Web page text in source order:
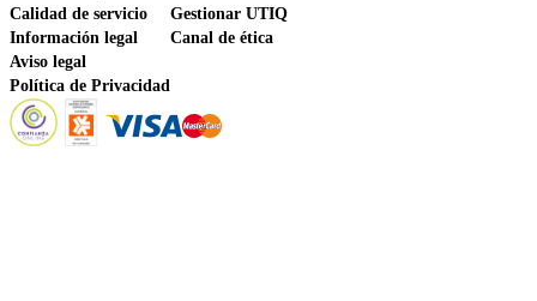
Calidad de servicio
Información legal
Aviso legal
Política de Privacidad
Gestionar UTIQ
Canal de ética